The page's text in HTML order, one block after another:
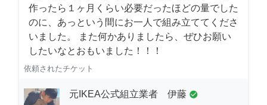
作ったら１ヶ月くらい必要だったほどの量でした
のに、あっという間にお一人で組み立ててくださ
いました。 また何かありましたら、ぜひお願い
したいなとおもいました！！！
依頼されたチケット
元IKEA公式組立業者 伊藤 check_circle